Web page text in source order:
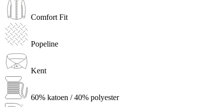
Comfort Fit
Popeline
Kent
60% katoen / 40% polyester